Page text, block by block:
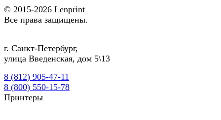
© 2015-2026 Lenprint
Все права защищены.
г. Санкт-Петербург,
улица Введенская, дом 5\13
8 (812) 905-47-11
8 (800) 550-15-78
Принтеры